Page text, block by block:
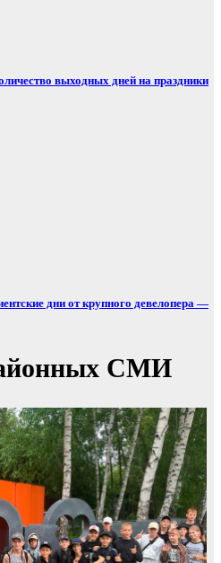
выходных дней на праздники
дни от крупного девелопера —